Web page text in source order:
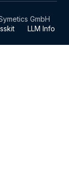
GmbH
LLM Info